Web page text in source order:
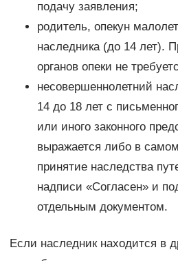
подачу заявления;
родитель, опекун
наследника (до 14 лет).
органов опеки не
несовершеннолетний
14 до 18 лет с
или иного законного
выражается либо в
принятие наследства
надписи «Согласен» и
отдельным документом.
Если наследник находится в